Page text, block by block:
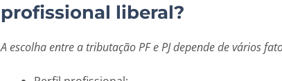
profissional liberal?
A escolha entre a tributação PF e PJ depende de vários